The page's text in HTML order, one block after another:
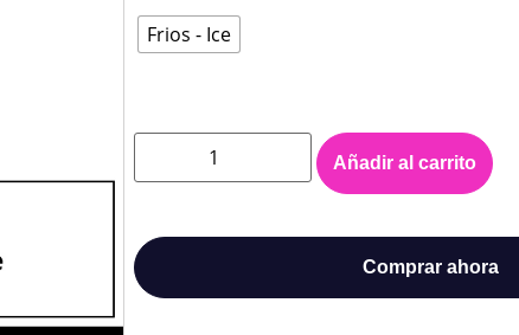
Frios - Ice
Añadir al carrito
Comprar ahora